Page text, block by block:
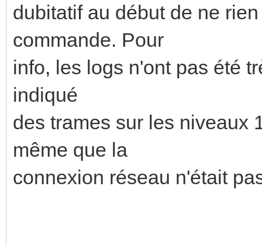
dubitatif au début de ne
commande. Pour
info, les logs n'ont pas été
indiqué
des trames sur les niveaux
même que la
connexion réseau n'était